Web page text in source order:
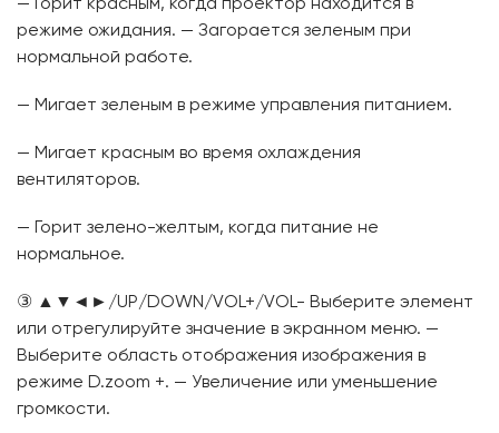
режиме ожидания. — Загорается зеленым при
нормальной работе.
— Мигает зеленым в режиме управления питанием.
— Мигает красным во время охлаждения
вентиляторов.
— Горит зелено-желтым, когда питание не
нормальное.
③ ▲▼◄►/UP/DOWN/VOL+/VOL- Выберите элемент
или отрегулируйте значение в экранном меню. —
Выберите область отображения изображения в
режиме D.zoom +. — Увеличение или уменьшение
громкости.